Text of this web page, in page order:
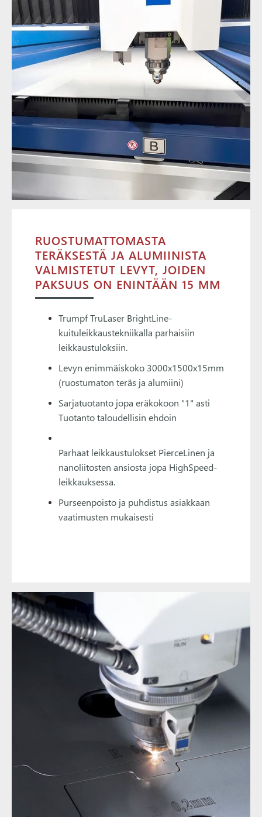
RUOSTUMATTOMASTA
TERÄKSESTÄ JA ALUMIINISTA
VALMISTETUT LEVYT, JOIDEN
PAKSUUS ON ENINTÄÄN 15 MM
Trumpf TruLaser BrightLine-
kuituleikkaustekniikalla parhaisiin
leikkaustuloksiin.
Levyn enimmäiskoko 3000x1500x15mm
(ruostumaton teräs ja alumiini)
Sarjatuotanto jopa eräkokoon "1" asti
Tuotanto taloudellisin ehdoin
Parhaat leikkaustulokset PierceLinen ja
nanoliitosten ansiosta jopa HighSpeed-
leikkauksessa.
Purseenpoisto ja puhdistus asiakkaan
vaatimusten mukaisesti